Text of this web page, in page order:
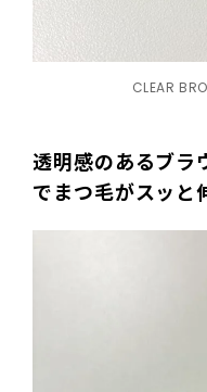
CLEAR
透明感のあるブラ
でまつ毛がスッと